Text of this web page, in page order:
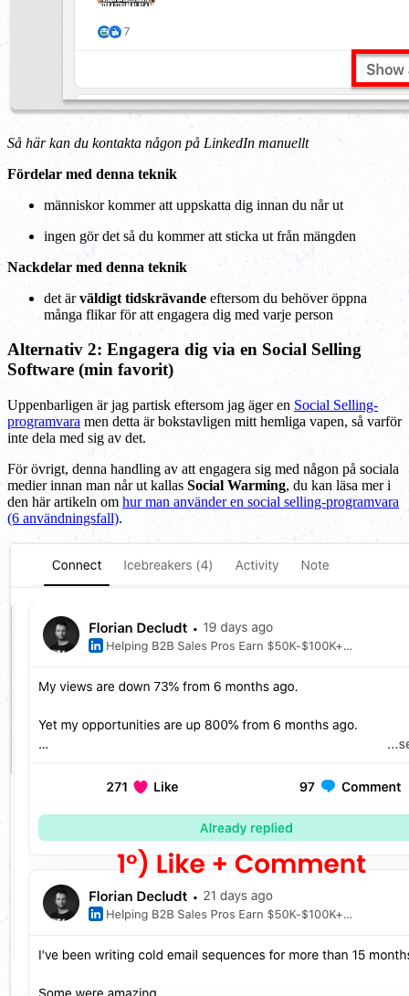
Så här kan du kontakta någon på LinkedIn manuellt
Fördelar med denna teknik
människor kommer att uppskatta dig innan du når ut
ingen gör det så du kommer att sticka ut från mängden
Nackdelar med denna teknik
det ärväldigt tidskrävande eftersom du behöver öppna
många flikar för att engagera dig med varje person
Alternativ 2: Engagera dig via en Social Selling
Software (min favorit)
Uppenbarligen är jag partisk eftersom jag äger en Social Selling-
programvara men detta är bokstavligen mitt hemliga vapen, så varför
inte dela med sig av det.
För övrigt, denna handling av att engagera sig med någon på sociala
medier innan man når ut kallas Social Warming, du kan läsa mer i
den här artikeln om hur man använder en social selling-programvara
(6 användningsfall).